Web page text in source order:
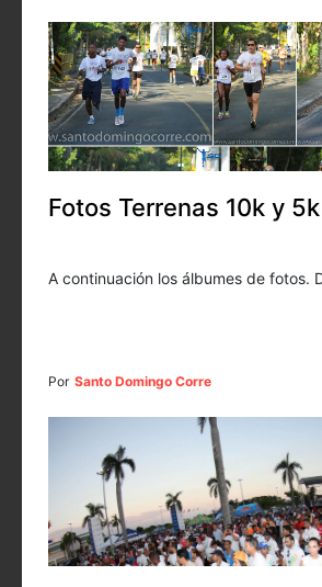
Fotos Terrenas 10k y 5k
A continuación los álbumes de fotos.
Por Santo Domingo Corre